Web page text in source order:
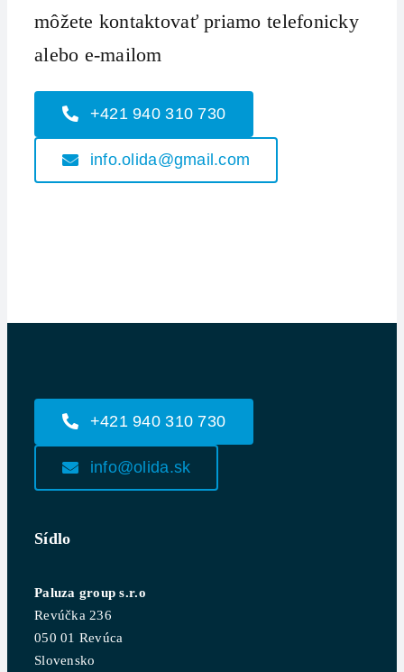
môžete kontaktovať priamo telefonicky
alebo e-mailom
+421 940 310 730
info.olida@gmail.com
+421 940 310 730
info@olida.sk
Sídlo
Paluza group s.r.o
Revúčka 236
050 01 Revúca
Slovensko